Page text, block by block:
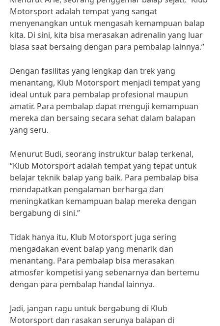
Motorsport adalah tempat yang sangat
menyenangkan untuk mengasah kemampuan balap
kita. Di sini, kita bisa merasakan adrenalin yang luar
biasa saat bersaing dengan para pembalap lainnya.”
Dengan fasilitas yang lengkap dan trek yang
menantang, Klub Motorsport menjadi tempat yang
ideal untuk para pembalap profesional maupun
amatir. Para pembalap dapat menguji kemampuan
mereka dan bersaing secara sehat dalam balapan
yang seru.
Menurut Budi, seorang instruktur balap terkenal,
“Klub Motorsport adalah tempat yang tepat untuk
belajar teknik balap yang baik. Para pembalap bisa
mendapatkan pengalaman berharga dan
meningkatkan kemampuan balap mereka dengan
bergabung di sini.”
Tidak hanya itu, Klub Motorsport juga sering
mengadakan event balap yang menarik dan
menantang. Para pembalap bisa merasakan
atmosfer kompetisi yang sebenarnya dan bertemu
dengan para pembalap handal lainnya.
Jadi, jangan ragu untuk bergabung di Klub
Motorsport dan rasakan serunya balapan di